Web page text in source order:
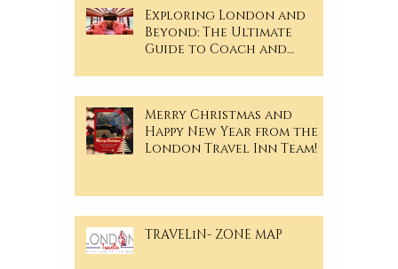
Exploring London and
Beyond: The Ultimate
Guide to Coach and
Merry Christmas and
Happy New Year from the
London Travel Inn Team!
TRAVELiN- ZONE MAP